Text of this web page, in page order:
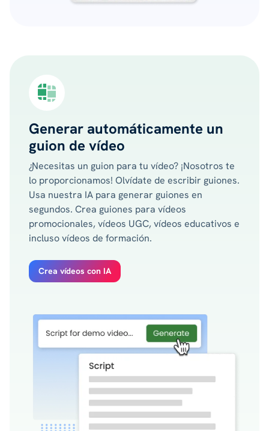
Generar automáticamente un
guion de vídeo
¿Necesitas un guion para tu vídeo? ¡Nosotros te
lo proporcionamos! Olvídate de escribir guiones.
Usa nuestra IA para generar guiones en
segundos. Crea guiones para vídeos
promocionales, vídeos UGC, vídeos educativos e
incluso vídeos de formación.
Crea vídeos con IA